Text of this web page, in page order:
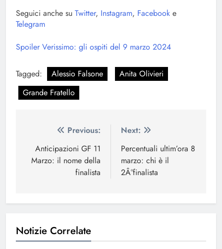
Seguici anche su Twitter, Instagram, Facebook e
Telegram
Spoiler Verissimo: gli ospiti del 9 marzo 2024
Tagged: Alessio Falsone
Anita Olivieri
Grande Fratello
Navigazione
articoli
Previous:
Anticipazioni GF 11
Marzo: il nome della
finalista
Next:
Percentuali ultim’ora 8
marzo: chi è il
2Â°finalista
Notizie Correlate